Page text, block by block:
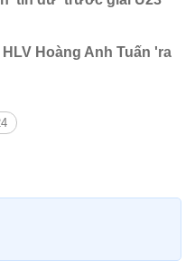
Hoàng Anh Tuấn 'ra